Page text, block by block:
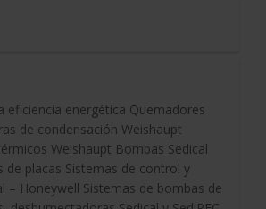
eficiencia energética Quemadores
de condensación Weishaupt
Weishaupt Bombas Sedical
de placas Sistemas de control y
– Honeywell Sistemas de bombas de